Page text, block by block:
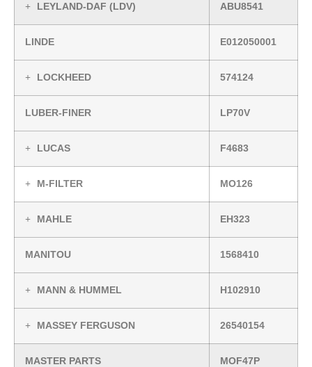
LEYLAND-DAF (LDV) ABU8541
LINDE E012050001
LOCKHEED 574124
LUBER-FINER LP70V
LUCAS F4683
M-FILTER MO126
MAHLE EH323
MANITOU 1568410
MANN & HUMMEL H102910
MASSEY FERGUSON 26540154
MASTER PARTS MOF47P